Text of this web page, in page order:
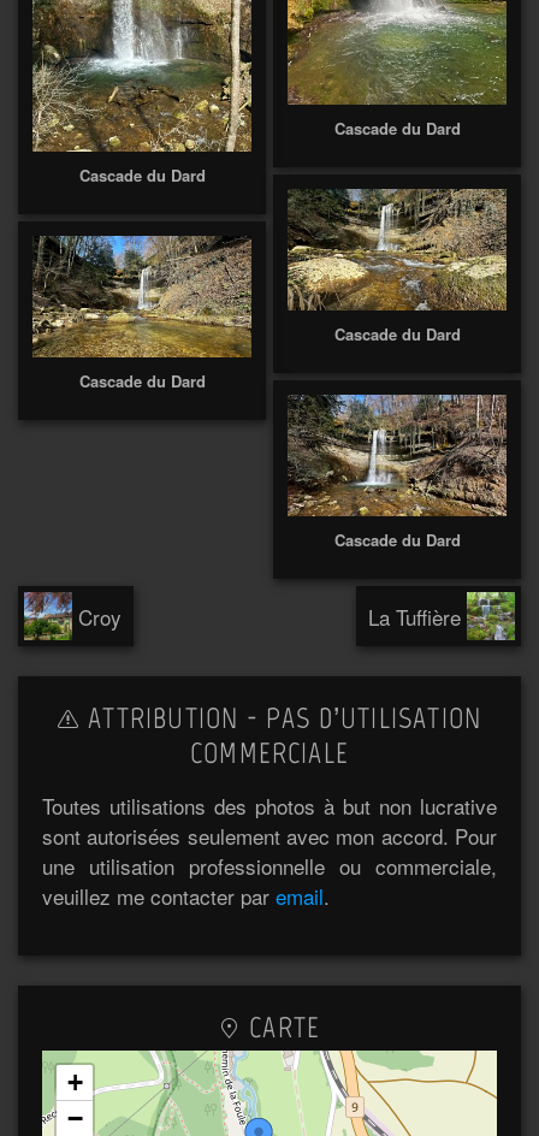
Cascade du Dard
Cascade du Dard
Cascade du Dard
Cascade du Dard
Cascade du Dard
Croy La Tuffière
ATTRIBUTION - PAS D’UTILISATION
COMMERCIALE
Toutes utilisations des photos à but non lucrative
sont autorisées seulement avec mon accord. Pour
une utilisation professionnelle ou commerciale,
veuillez me contacter par email.
CARTE
+
−